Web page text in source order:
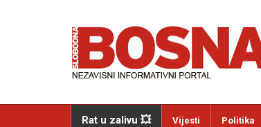
Rat u zalivu 💥 Vijesti Politika